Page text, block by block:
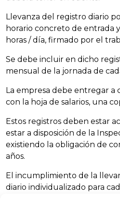
Llevanza del registro diario
horario concreto de entrada
horas / día, firmado por el
Se debe incluir en dicho
mensual de la jornada de
La empresa debe entregar a
con la hoja de salarios, una
Estos registros deben estar
estar a disposición de la
existiendo la obligación de
años.
El incumplimiento de la
diario individualizado para